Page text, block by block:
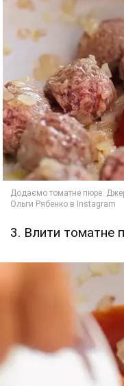
3. Влити томатне